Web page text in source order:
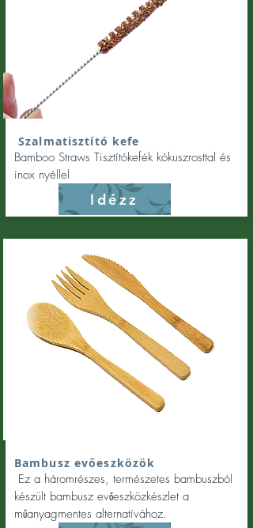
Szalmatisztító kefe
Bamboo Straws Tisztítókefék kókuszrosttal és
inox nyéllel
Idézz
Bambusz evőeszközök
Ez a háromrészes, természetes bambuszból
készült bambusz evőeszközkészlet a
műanyagmentes alternatívához.